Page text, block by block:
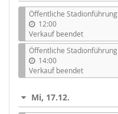
Öffentliche Stadionführung
12:00
Verkauf beendet
Öffentliche Stadionführung
14:00
Verkauf beendet
Mi, 17.12.